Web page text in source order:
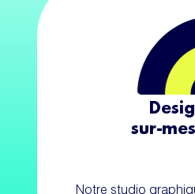
sur-
Notre studio